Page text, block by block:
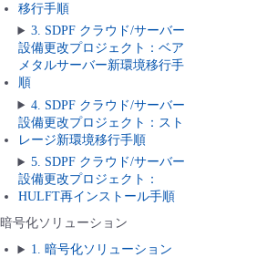
移行手順
3. SDPF クラウド/サーバー
設備更改プロジェクト：ベア
メタルサーバー新環境移行手
順
4. SDPF クラウド/サーバー
設備更改プロジェクト：スト
レージ新環境移行手順
5. SDPF クラウド/サーバー
設備更改プロジェクト：
HULFT再インストール手順
暗号化ソリューション
1. 暗号化ソリューション